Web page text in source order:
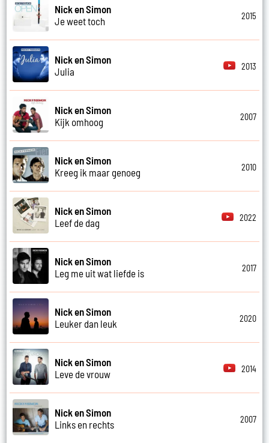
Nick en Simon
Je weet toch
2015
Nick en Simon
Julia
2013
Nick en Simon
Kijk omhoog
2007
Nick en Simon
Kreeg ik maar genoeg
2010
Nick en Simon
Leef de dag
2022
Nick en Simon
Leg me uit wat liefde is
2017
Nick en Simon
Leuker dan leuk
2020
Nick en Simon
Leve de vrouw
2014
Nick en Simon
Links en rechts
2007